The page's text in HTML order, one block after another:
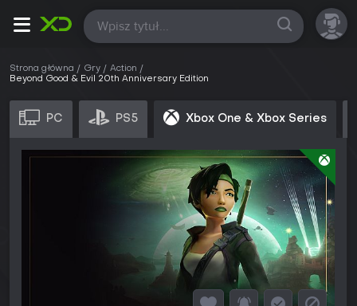
Wszystkie
Strona główna Gry
Action
Beyond Good & Evil 20th Anniversary Edition
PC PS5 Xbox One & Xbox Series